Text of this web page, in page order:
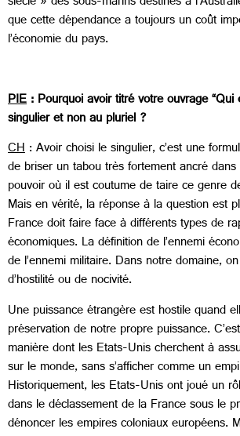
que cette dépendance a toujours un coût
l’économie du pays.
PIE: Pourquoi avoir titré votre ouvrage “Qui
singulier et non au pluriel ?
CH: Avoir choisi le singulier, c’est une
de briser un tabou très fortement ancré
pouvoir où il est coutume de taire ce genre
Mais en vérité, la réponse à la question est
France doit faire face à différents types de
économiques. La définition de l’ennemi
de l’ennemi militaire. Dans notre domaine,
d’hostilité ou de nocivité.
Une puissance étrangère est hostile quand
préservation de notre propre puissance.
manière dont les Etats-Unis cherchent à
sur le monde, sans s’afficher comme un
Historiquement, les Etats-Unis ont joué un
dans le déclassement de la France sous le
dénoncer les empires coloniaux européens.